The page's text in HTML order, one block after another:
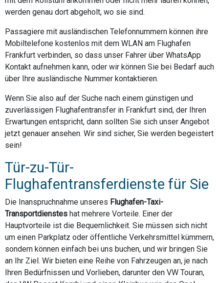
werden genau dort abgeholt, wo sie sind.
Passagiere mit ausländischen Telefonnummern können ihre
Mobiltelefone kostenlos mit dem WLAN am Flughafen
Frankfurt verbinden, so dass unser Fahrer über WhatsApp
Kontakt aufnehmen kann, oder wir können Sie bei Bedarf auch
über Ihre ausländische Nummer kontaktieren.
Wenn Sie also auf der Suche nach einem günstigen und
zuverlässigen Flughafentransfer in Frankfurt sind, der Ihren
Erwartungen entspricht, dann sollten Sie sich unser Angebot
jetzt genauer ansehen. Wir sind sicher, Sie werden begeistert
sein!
Tür-zu-Tür-
Flughafentransferdienste für Sie
Die Inanspruchnahme unseres Flughafen-Taxi-
Transportdienstes hat mehrere Vorteile. Einer der
Hauptvorteile ist die Bequemlichkeit. Sie müssen sich nicht
um einen Parkplatz oder öffentliche Verkehrsmittel kümmern,
sondern können einfach bei uns buchen, und wir bringen Sie
an Ihr Ziel. Wir bieten eine Reihe von Fahrzeugen an, je nach
Ihren Bedürfnissen und Vorlieben, darunter den VW Touran,